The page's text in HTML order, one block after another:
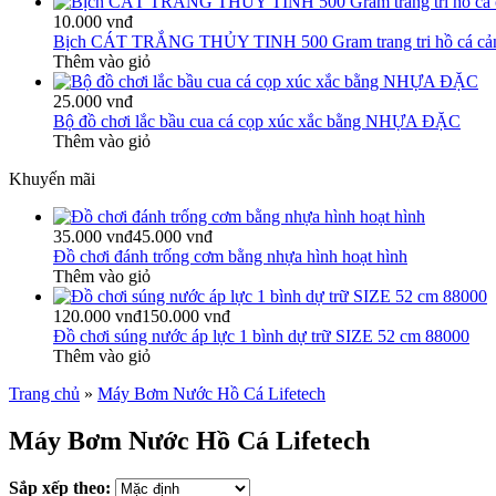
10.000 vnđ
Bịch CÁT TRẮNG THỦY TINH 500 Gram trang tri hồ cá
Thêm vào giỏ
25.000 vnđ
Bộ đồ chơi lắc bầu cua cá cọp xúc xắc bằng NHỰA ĐẶC
Thêm vào giỏ
Khuyến mãi
35.000 vnđ45.000 vnđ
Đồ chơi đánh trống cơm bằng nhựa hình hoạt hình
Thêm vào giỏ
120.000 vnđ150.000 vnđ
Đồ chơi súng nước áp lực 1 bình dự trữ SIZE 52 cm 88000
Thêm vào giỏ
Trang chủ » Máy Bơm Nước Hồ Cá Lifetech
Máy Bơm Nước Hồ Cá Lifetech
Sắp xếp theo: